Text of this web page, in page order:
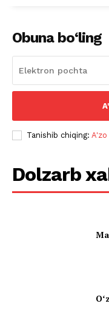
Obuna bo‘ling
Tanishib chiqing:
Dolzarb